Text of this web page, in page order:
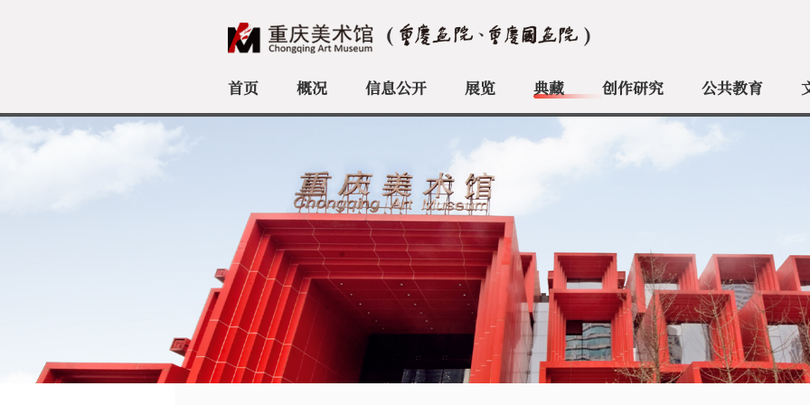
首页 概况 信息公开 展览 典藏 创作研究 公共教育